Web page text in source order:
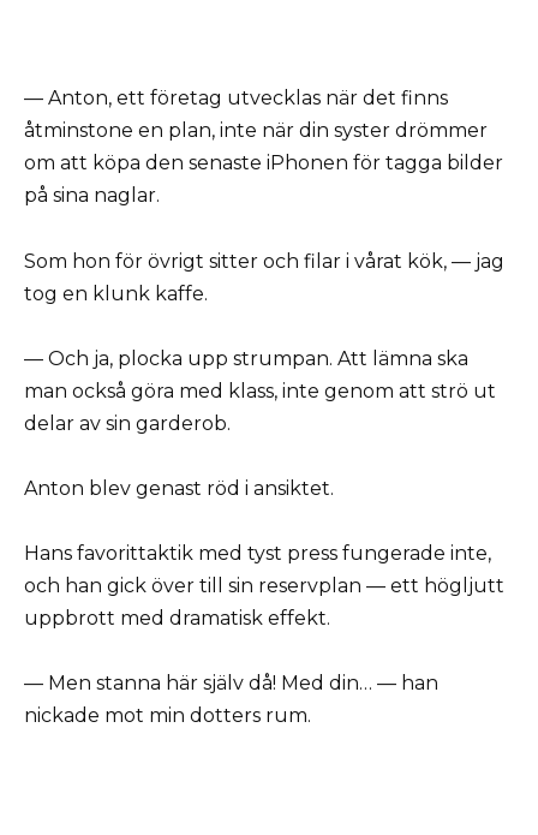
— Anton, ett företag utvecklas när det finns
åtminstone en plan, inte när din syster drömmer
om att köpa den senaste iPhonen för tagga bilder
på sina naglar.
Som hon för övrigt sitter och filar i vårat kök, — jag
tog en klunk kaffe.
— Och ja, plocka upp strumpan. Att lämna ska
man också göra med klass, inte genom att strö ut
delar av sin garderob.
Anton blev genast röd i ansiktet.
Hans favorittaktik med tyst press fungerade inte,
och han gick över till sin reservplan — ett högljutt
uppbrott med dramatisk effekt.
— Men stanna här själv då! Med din… — han
nickade mot min dotters rum.